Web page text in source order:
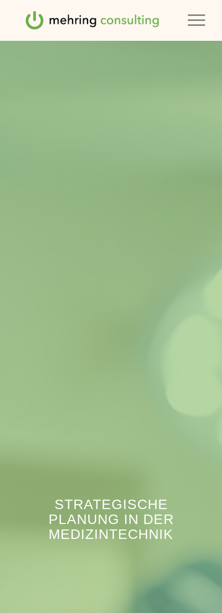
STRATEGISCHE
PLANUNG IN DER
MEDIZINTECHNIK